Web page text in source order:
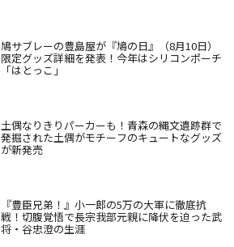
鳩サブレーの豊島屋が『鳩の日』（8月10日）
限定グッズ詳細を発表！今年はシリコンポーチ
「はとっこ」
土偶なりきりパーカーも！青森の縄文遺跡群で
発掘された土偶がモチーフのキュートなグッズ
が新発売
『豊臣兄弟！』小一郎の5万の大軍に徹底抗
戦！切腹覚悟で長宗我部元親に降伏を迫った武
将・谷忠澄の生涯